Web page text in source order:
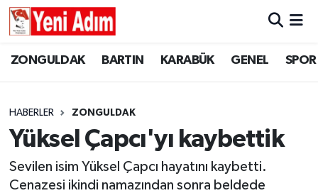
ZONGULDAK BARTIN KARABÜK GENEL SPOR
HABERLER ZONGULDAK
Yüksel Çapcı'yı kaybettik
Sevilen isim Yüksel Çapcı hayatını kaybetti.
Cenazesi ikindi namazından sonra beldede
ZONGULDAK
GÜNCEL
ZONGULDAK
GENEL
Zonguldak Hava Durumu
Tüm Manşetler